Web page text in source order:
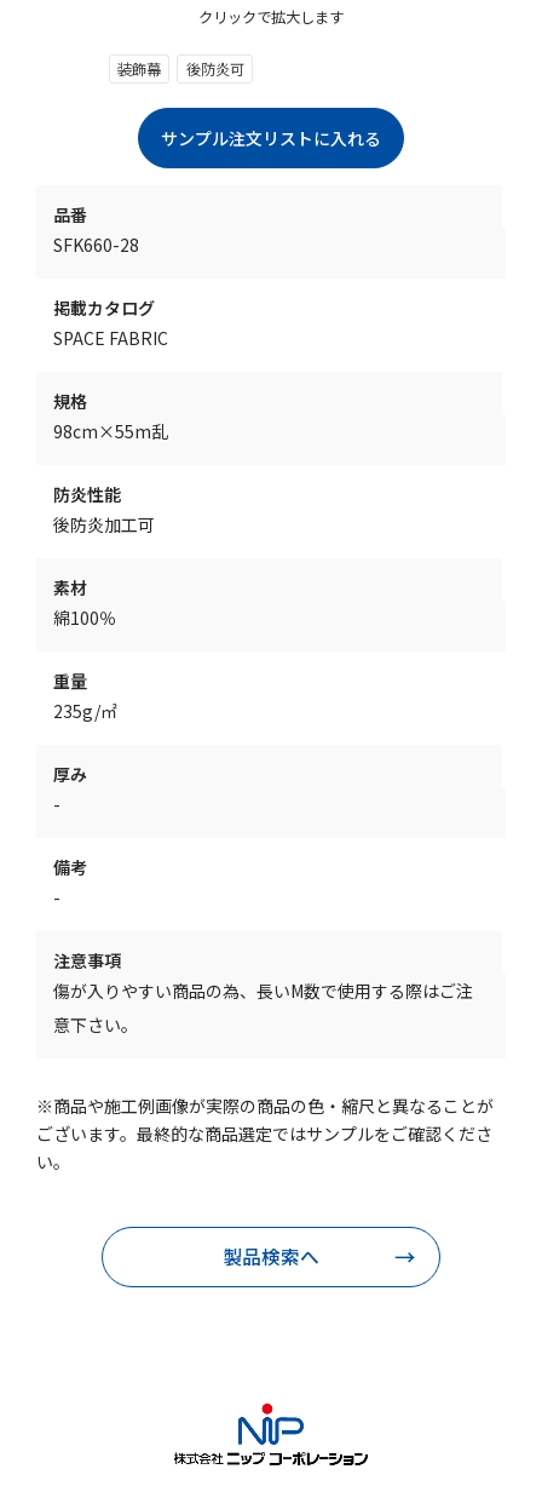
クリックで拡大します
装飾幕 後防炎可
品番
SFK660-28
掲載カタログ
SPACE FABRIC
規格
98cm×55m乱
防炎性能
後防炎加工可
素材
綿100％
重量
235g/㎡
厚み
-
備考
-
注意事項
傷が入りやすい商品の為、長いM数で使用する際はご注
意下さい。
※商品や施工例画像が実際の商品の色・縮尺と異なることが
ございます。最終的な商品選定ではサンプルをご確認くださ
い。
製品検索へ